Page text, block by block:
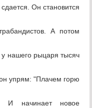
Он становится
А потом
нашего рыцаря тысяч
упрям: "Плачем горю
И начинает новое